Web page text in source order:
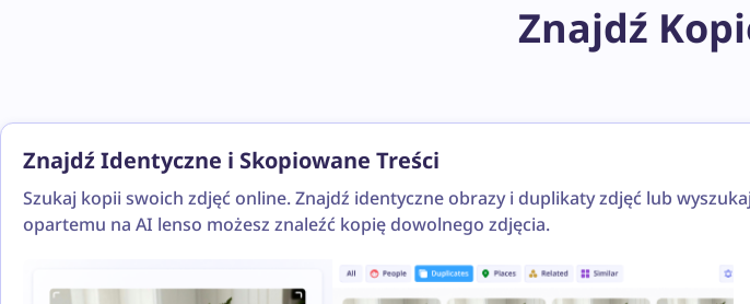
Znajdź
Znajdź Identyczne i Skopiowane Treści
Szukaj kopii swoich zdjęć online. Znajdź identyczne obrazy i duplikaty zdjęć lub
opartemu na AI lenso możesz znaleźć kopię dowolnego zdjęcia.